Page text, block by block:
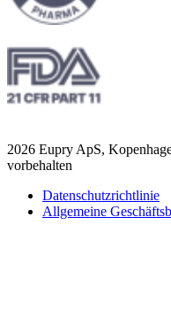
2026 Eupry ApS,
vorbehalten
Datenschutzrichtlinie
Allgemeine